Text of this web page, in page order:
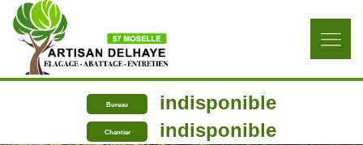
Bureau indisponible
Chantier indisponible